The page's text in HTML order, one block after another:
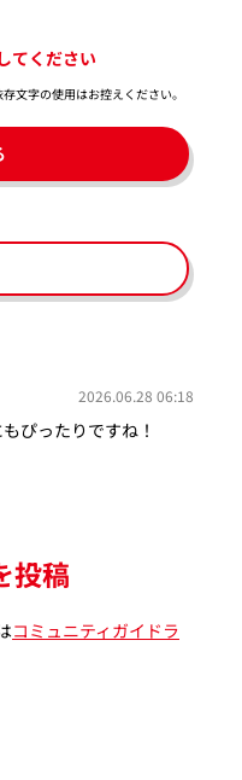
てください
文字の使用はお控えください。​
2026.06.28 06:18
ぴったりですね！
投稿
コミュニティガイドラ